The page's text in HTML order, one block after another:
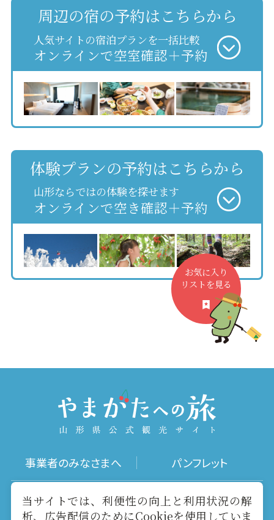
周辺の宿の予約はこちらから
人気サイトの宿泊プランを一括比較
オンラインで空室確認＋予約
体験プランの予約はこちらから
山形ならではの体験を探せます
オンラインで空き確認＋予約
お気に入り
リストを見る
事業者のみなさまへ パンフレット
写真ダウンロード 動画ギャラリー
当サイトでは、利便性の向上と利用状況の解
析、広告配信のためにCookieを使用していま